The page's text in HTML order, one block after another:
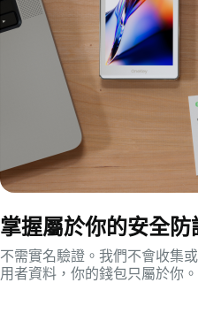
掌握屬於你的安全防
不需實名驗證。我們不會收集
用者資料，你的錢包只屬於你。